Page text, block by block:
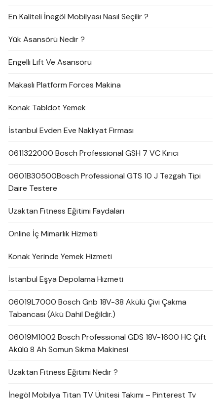
En Kaliteli İnegöl Mobilyası Nasıl Seçilir ?
Yük Asansörü Nedir ?
Engelli Lift Ve Asansörü
Makaslı Platform Forces Makina
Konak Tabldot Yemek
İstanbul Evden Eve Nakliyat Firması
0611322000 Bosch Professional GSH 7 VC Kırıcı
0601B30500Bosch Professional GTS 10 J Tezgah Tipi
Daire Testere
Uzaktan Fitness Eğitimi Faydaları
Online İç Mimarlık Hizmeti
Konak Yerinde Yemek Hizmeti
İstanbul Eşya Depolama Hizmeti
06019L7000 Bosch Gnb 18V-38 Akülü Çivi Çakma
Tabancası (Akü Dahil Değildir.)
06019M1002 Bosch Professional GDS 18V-1600 HC Çift
Akülü 8 Ah Somun Sıkma Makinesi
Uzaktan Fitness Eğitimi Nedir ?
İnegöl Mobilya Titan TV Ünitesi Takımı – Pinterest Tv